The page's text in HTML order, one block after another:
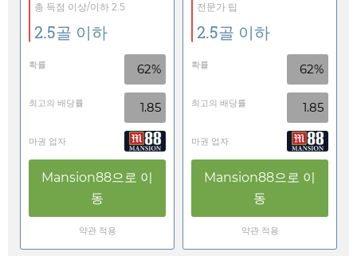
총 득점 이상/이하 2.5
2.5골 이하
확률 62%
최고의 배당률 1.85
마권 업자
Mansion88으로 이
동
약관 적용
전문가 팁
2.5골 이하
확률 62%
최고의 배당률 1.85
마권 업자
Mansion88으로 이
동
약관 적용